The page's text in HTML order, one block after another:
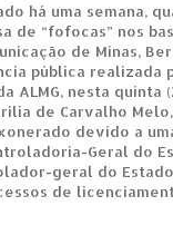
há uma semana,
de “fofocas” nos
de Minas,
pública realizada
ALMG, nesta quinta
de Carvalho
devido a
Geral do
geral do
de